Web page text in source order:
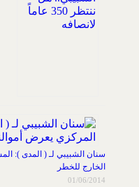
سنان الشبيبي لـ ( المدى ):
الخارج للخطر
01/06/2014